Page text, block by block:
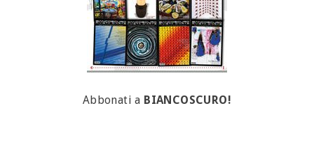
Abbonati a BIANCOSCURO!